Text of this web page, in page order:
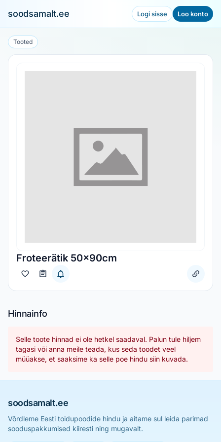
soodsamalt.ee Logi sisse Loo konto
Tooted
Froteerätik 50x90cm
Hinnainfo
Selle toote hinnad ei ole hetkel saadaval. Palun tule hiljem
tagasi või anna meile teada, kus seda toodet veel
müüakse, et saaksime ka selle poe hindu siin kuvada.
soodsamalt.ee
Võrdleme Eesti toidupoodide hindu ja aitame sul leida parimad
sooduspakkumised kiiresti ning mugavalt.